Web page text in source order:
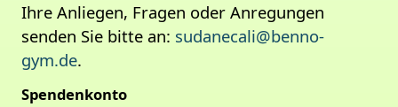
Ihre Anliegen, Fragen oder Anregungen
senden Sie bitte an: sudanecali@benno-
gym.de.
Spendenkonto